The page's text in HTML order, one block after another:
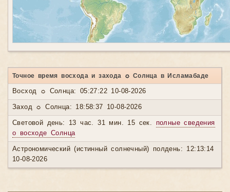
Точное время восхода и захода ☼ Солнца в Исламабаде
Восход ☼ Солнца: 05:27:22 10-08-2026
Заход ☼ Солнца: 18:58:37 10-08-2026
Световой день: 13 час. 31 мин. 15 сек. полные сведения
о восходе Солнца
Астрономический (истинный солнечный) полдень: 12:13:14
10-08-2026